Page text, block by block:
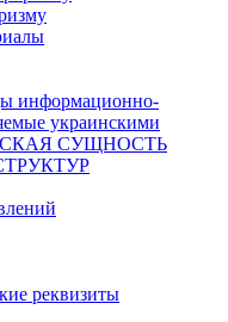
информационно-
украинскими
СУЩНОСТЬ
реквизиты